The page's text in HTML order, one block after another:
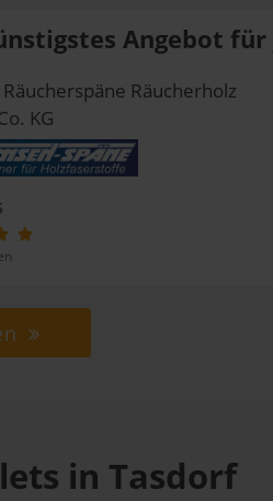
Angebot für
Räucherholz
KG
in Tasdorf